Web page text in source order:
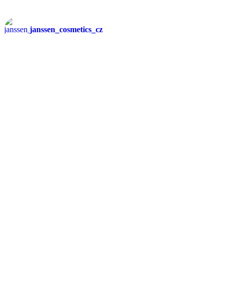
janssen_cosmetics_cz